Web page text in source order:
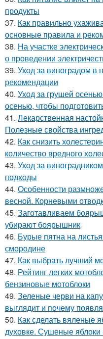
продукты
37. Как правильно
основные правила и
38. На участке
о проведении
39. Уход за виноградом в
рекомендации
40. Уход за грушей
осенью, чтобы
41. Лекарственная
Полезные свойства
42. Как снизить
количество вредного
43. Уход за
подходы
44. Особенности
весной. Корневыми
45. Заготавливаем
убирают боярышник
46. Бурые пятна на
смородине
47. Как выбрать лучший
48. Рейтинг легких
бензиновые мотоблоки
49. Зеленые черви на
выглядит и почему
50. Как сделать вяленые
духовке. Сушеные яблоки